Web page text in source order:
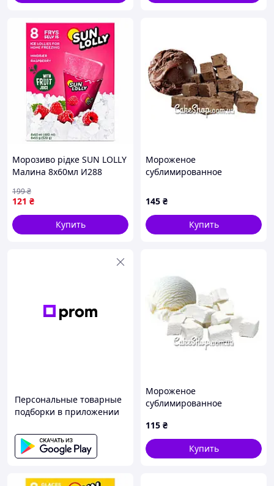
Морозиво рідке SUN LOLLY
Малина 8х60мл И288
121 ₴
199₴
Купить
Мороженое
сублимированное
145 ₴
Купить
Персональные товарные
подборки в приложении
Мороженое
сублимированное
115 ₴
Купить